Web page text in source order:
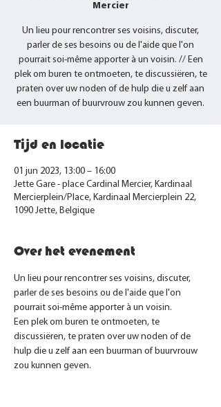
Mercier
Un lieu pour rencontrer ses voisins, discuter,
parler de ses besoins ou de l'aide que l'on
pourrait soi-même apporter à un voisin. // Een
plek om buren te ontmoeten, te discussiëren, te
praten over uw noden of de hulp die u zelf aan
een buurman of buurvrouw zou kunnen geven.
Tijd en locatie
01 jun 2023, 13:00 – 16:00
Jette Gare - place Cardinal Mercier, Kardinaal
Mercierplein/Place, Kardinaal Mercierplein 22,
1090 Jette, Belgique
Over het evenement
Un lieu pour rencontrer ses voisins, discuter,
parler de ses besoins ou de l'aide que l'on
pourrait soi-même apporter à un voisin.
Een plek om buren te ontmoeten, te
discussiëren, te praten over uw noden of de
hulp die u zelf aan een buurman of buurvrouw
zou kunnen geven.